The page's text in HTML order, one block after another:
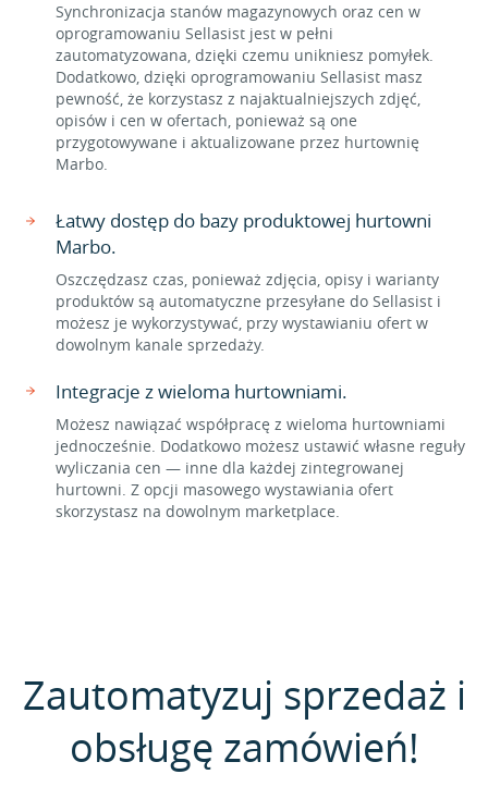
Synchronizacja stanów magazynowych oraz cen w
oprogramowaniu Sellasist jest w pełni
zautomatyzowana, dzięki czemu unikniesz pomyłek.
Dodatkowo, dzięki oprogramowaniu Sellasist masz
pewność, że korzystasz z najaktualniejszych zdjęć,
opisów i cen w ofertach, ponieważ są one
przygotowywane i aktualizowane przez hurtownię
Marbo.
Łatwy dostęp do bazy produktowej hurtowni
Marbo.
Oszczędzasz czas, ponieważ zdjęcia, opisy i warianty
produktów są automatyczne przesyłane do Sellasist i
możesz je wykorzystywać, przy wystawianiu ofert w
dowolnym kanale sprzedaży.
Integracje z wieloma hurtowniami.
Możesz nawiązać współpracę z wieloma hurtowniami
jednocześnie. Dodatkowo możesz ustawić własne reguły
wyliczania cen — inne dla każdej zintegrowanej
hurtowni. Z opcji masowego wystawiania ofert
skorzystasz na dowolnym marketplace.
Zautomatyzuj sprzedaż i
obsługę zamówień!